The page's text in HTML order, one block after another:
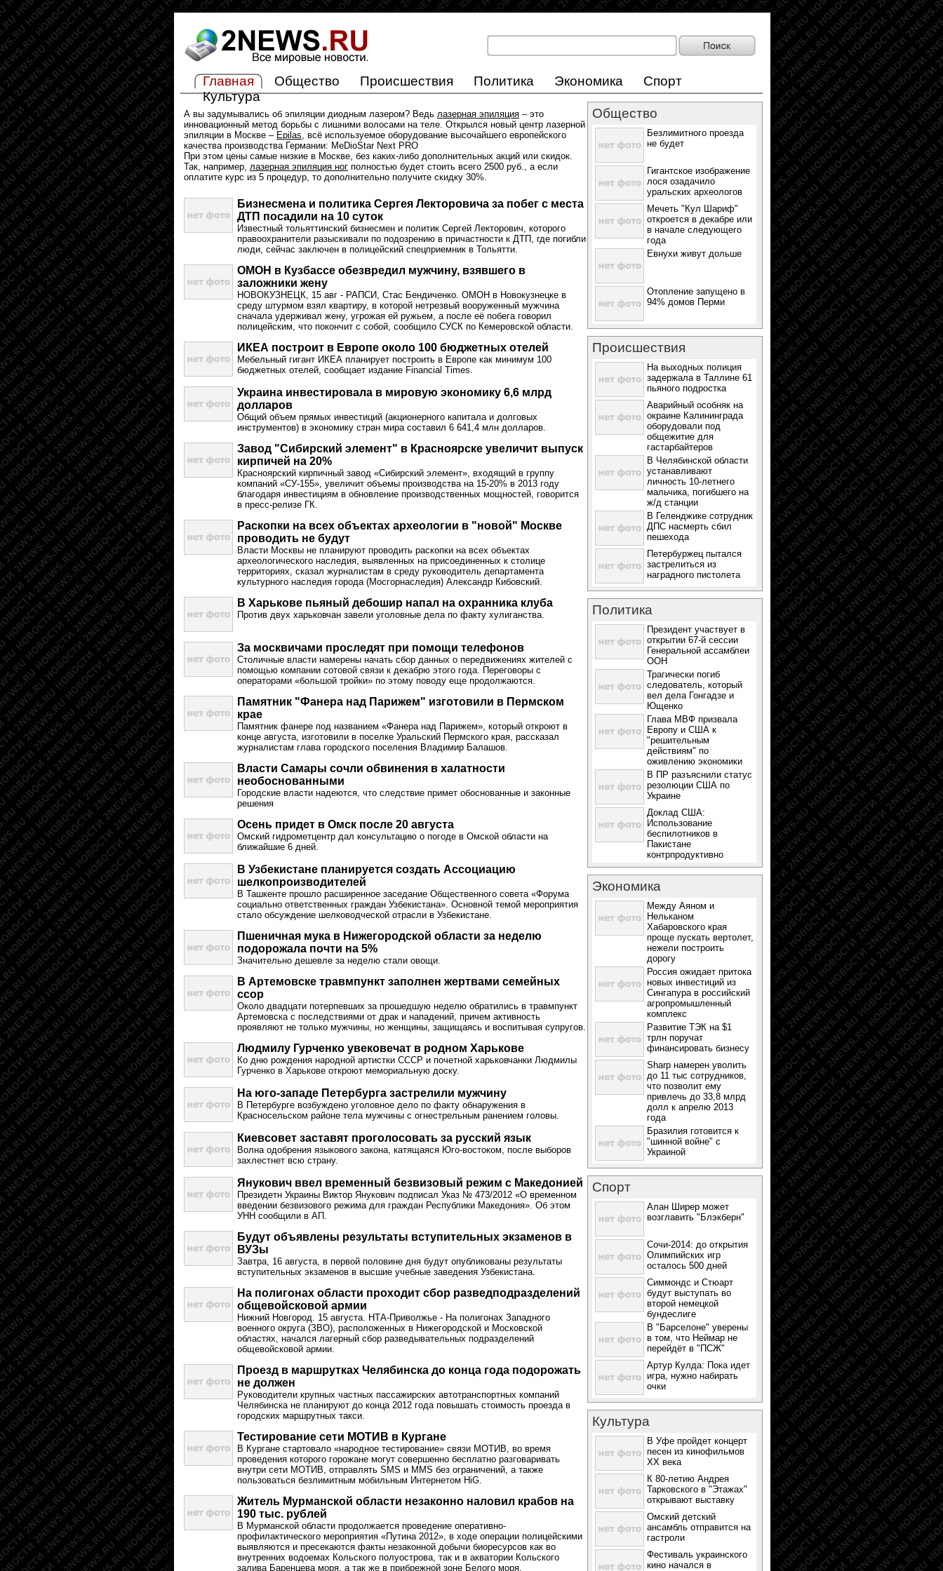
Главная Общество Происшествия Политика Экономика
Спорт
Культура
А вы задумывались об эпиляции диодным лазером? Ведь лазерная эпиляция – это
инновационный метод борьбы с лишними волосами на теле. Открылся новый центр лазерной
эпиляции в Москве – Epilas, всё используемое оборудование высочайшего европейского
качества производства Германии: MeDioStar Next PRO
При этом цены самые низкие в Москве, без каких-либо дополнительных акций или скидок.
Так, например, лазерная эпиляция ног полностью будет стоить всего 2500 руб., а если
оплатите курс из 5 процедур, то дополнительно получите скидку 30%.
Бизнесмена и политика Сергея Лекторовича за побег с места
ДТП посадили на 10 суток
Известный тольяттинский бизнесмен и политик Сергей Лекторович, которого
правоохранители разыскивали по подозрению в причастности к ДТП, где погибли
люди, сейчас заключен в полицейский спецприемник в Тольятти.
ОМОН в Кузбассе обезвредил мужчину, взявшего в
заложники жену
НОВОКУЗНЕЦК, 15 авг - РАПСИ, Стас Бендиченко. ОМОН в Новокузнецке в
среду штурмом взял квартиру, в которой нетрезвый вооруженный мужчина
сначала удерживал жену, угрожая ей ружьем, а после её побега говорил
полицейским, что покончит с собой, сообщило СУСК по Кемеровской области.
ИКЕА построит в Европе около 100 бюджетных отелей
Мебельный гигант ИКЕА планирует построить в Европе как минимум 100
бюджетных отелей, сообщает издание Financial Times.
Украина инвестировала в мировую экономику 6,6 млрд
долларов
Общий объем прямых инвестиций (акционерного капитала и долговых
инструментов) в экономику стран мира составил 6 641,4 млн долларов.
Завод "Сибирский элемент" в Красноярске увеличит выпуск
кирпичей на 20%
Красноярский кирпичный завод «Сибирский элемент», входящий в группу
компаний «СУ-155», увеличит объемы производства на 15-20% в 2013 году
благодаря инвестициям в обновление производственных мощностей, говорится
в пресс-релизе ГК.
Раскопки на всех объектах археологии в "новой" Москве
проводить не будут
Власти Москвы не планируют проводить раскопки на всех объектах
археологического наследия, выявленных на присоединенных к столице
территориях, сказал журналистам в среду руководитель департамента
культурного наследия города (Мосгорнаследия) Александр Кибовский.
В Харькове пьяный дебошир напал на охранника клуба
Против двух харьковчан завели уголовные дела по факту хулиганства.
За москвичами проследят при помощи телефонов
Столичные власти намерены начать сбор данных о передвижениях жителей с
помощью компании сотовой связи к декабрю этого года. Переговоры с
операторами «большой тройки» по этому поводу еще продолжаются.
Памятник "Фанера над Парижем" изготовили в Пермском
крае
Памятник фанере под названием «Фанера над Парижем», который откроют в
конце августа, изготовили в поселке Уральский Пермского края, рассказал
журналистам глава городского поселения Владимир Балашов.
Власти Самары сочли обвинения в халатности
необоснованными
Городские власти надеются, что следствие примет обоснованные и законные
решения
Осень придет в Омск после 20 августа
Омский гидрометцентр дал консультацию о погоде в Омской области на
ближайшие 6 дней.
В Узбекистане планируется создать Ассоциацию
шелкопроизводителей
В Ташкенте прошло расширенное заседание Общественного совета «Форума
социально ответственных граждан Узбекистана». Основной темой мероприятия
стало обсуждение шелководческой отрасли в Узбекистане.
Пшеничная мука в Нижегородской области за неделю
подорожала почти на 5%
Значительно дешевле за неделю стали овощи.
В Артемовске травмпункт заполнен жертвами семейных
ссор
Около двадцати потерпевших за прошедшую неделю обратились в травмпункт
Артемовска с последствиями от драк и нападений, причем активность
проявляют не только мужчины, но женщины, защищаясь и воспитывая супругов.
Людмилу Гурченко увековечат в родном Харькове
Ко дню рождения народной артистки СССР и почетной харьковчанки Людмилы
Гурченко в Харькове откроют мемориальную доску.
На юго-западе Петербурга застрелили мужчину
В Петербурге возбуждено уголовное дело по факту обнаружения в
Красносельском районе тела мужчины с огнестрельным ранением головы.
Киевсовет заставят проголосовать за русский язык
Волна одобрения языкового закона, катящаяся Юго-востоком, после выборов
захлестнет всю страну.
Янукович ввел временный безвизовый режим с Македонией
Президетн Украины Виктор Янукович подписал Указ № 473/2012 «О временном
введении безвизового режима для граждан Республики Македония». Об этом
УНН сообщили в АП.
Будут объявлены результаты вступительных экзаменов в
ВУЗы
Завтра, 16 августа, в первой половине дня будут опубликованы результаты
вступительных экзаменов в высшие учебные заведения Узбекистана.
На полигонах области проходит сбор разведподразделений
общевойсковой армии
Нижний Новгород. 15 августа. НТА-Приволжье - На полигонах Западного
военного округа (ЗВО), расположенных в Нижегородской и Московской
областях, начался лагерный сбор разведывательных подразделений
общевойсковой армии.
Проезд в маршрутках Челябинска до конца года подорожать
не должен
Руководители крупных частных пассажирских автотранспортных компаний
Челябинска не планируют до конца 2012 года повышать стоимость проезда в
городских маршрутных такси.
Тестирование сети МОТИВ в Кургане
В Кургане стартовало «народное тестирование» связи МОТИВ, во время
проведения которого горожане могут совершенно бесплатно разговаривать
внутри сети МОТИВ, отправлять SMS и MMS без ограничений, а также
пользоваться безлимитным мобильным Интернетом HiG.
Житель Мурманской области незаконно наловил крабов на
190 тыс. рублей
В Мурманской области продолжается проведение оперативно-
профилактического мероприятия «Путина 2012», в ходе операции полицейскими
выявляются и пресекаются факты незаконной добычи биоресурсов как во
внутренних водоемах Кольского полуострова, так и в акватории Кольского
залива Баренцева моря, а так же в прибрежной зоне Белого моря.
Общество
Безлимитного проезда
не будет
Гигантское изображение
лося озадачило
уральских археологов
Мечеть "Кул Шариф"
откроется в декабре или
в начале следующего
года
Евнухи живут дольше
Отопление запущено в
94% домов Перми
Происшествия
На выходных полиция
задержала в Таллине 61
пьяного подростка
Аварийный особняк на
окраине Калининграда
оборудовали под
общежитие для
гастарбайтеров
В Челябинской области
устанавливают
личность 10-летнего
мальчика, погибшего на
ж/д станции
В Геленджике сотрудник
ДПС насмерть сбил
пешехода
Петербуржец пытался
застрелиться из
наградного пистолета
Политика
Президент участвует в
открытии 67-й сессии
Генеральной ассамблеи
ООН
Трагически погиб
следователь, который
вел дела Гонгадзе и
Ющенко
Глава МВФ призвала
Европу и США к
"решительным
действиям" по
оживлению экономики
В ПР разъяснили статус
резолюции США по
Украине
Доклад США:
Использование
беспилотников в
Пакистане
контрпродуктивно
Экономика
Между Аяном и
Нельканом
Хабаровского края
проще пускать вертолет,
нежели построить
дорогу
Россия ожидает притока
новых инвестиций из
Сингапура в российский
агропромышленный
комплекс
Развитие ТЭК на $1
трлн поручат
финансировать бизнесу
Sharp намерен уволить
до 11 тыс сотрудников,
что позволит ему
привлечь до 33,8 млрд
долл к апрелю 2013
года
Бразилия готовится к
"шинной войне" с
Украиной
Спорт
Алан Ширер может
возглавить "Блэкберн"
Сочи-2014: до открытия
Олимпийских игр
осталось 500 дней
Симмондс и Стюарт
будут выступать во
второй немецкой
бундеслиге
В "Барселоне" уверены
в том, что Неймар не
перейдёт в "ПСЖ"
Артур Кулда: Пока идет
игра, нужно набирать
очки
Культура
В Уфе пройдет концерт
песен из кинофильмов
ХХ века
К 80-летию Андрея
Тарковского в "Этажах"
открывают выставку
Омский детский
ансамбль отправится на
гастроли
Фестиваль украинского
кино начался в